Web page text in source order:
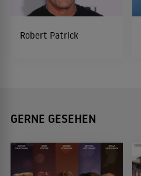
Robert Patrick
GERNE GESEHEN